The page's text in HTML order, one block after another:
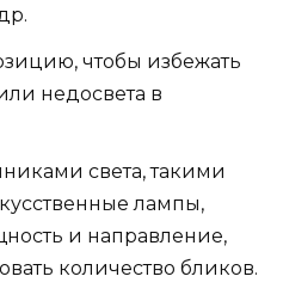
чтобы избежать
недосвета в
света, такими
лампы,
и направление,
количество бликов.